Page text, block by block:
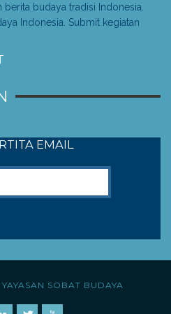
berita budaya tradisi Indonesia.
Indonesia. Submit kegiatan
EMAIL
YAYASAN SOBAT BUDAYA